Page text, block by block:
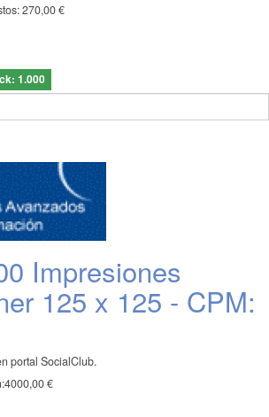
270,00 €
1.000
Impresiones
125 x 125 - CPM:
portal SocialClub.
4000,00 €